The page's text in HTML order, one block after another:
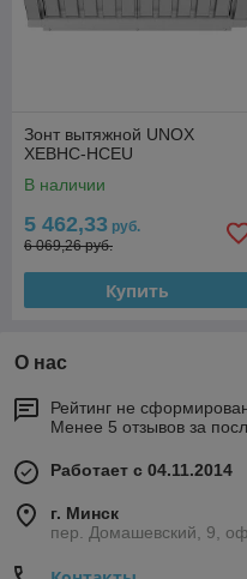
Зонт вытяжной UNOX
XEBHC-HCEU
В наличии
5 462,33 руб.
6 069,26 руб.
Купить
О нас
Рейтинг не
Менее 5 отзывов за
Работает с 04.11.2014
г. Минск
пер. Домашевский, 9,